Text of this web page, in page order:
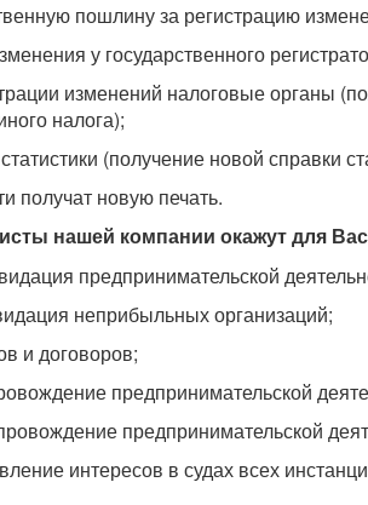
пошлину за регистрацию
у государственного
изменений налоговые органы
налога);
(получение новой справки
получат новую печать.
нашей компании окажут для
предпринимательской
неприбыльных организаций;
и договоров;
предпринимательской
предпринимательской
интересов в судах всех